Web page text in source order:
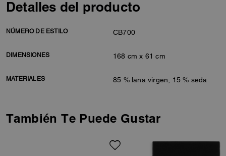
Detalles del producto
NÚMERO DE ESTILO CB700
DIMENSIONES 168 cm x 61 cm
MATERIALES 85 % lana virgen, 15 % seda
También Te Puede Gustar